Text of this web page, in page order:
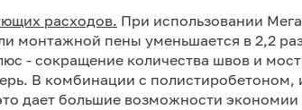
расходов. При использовании
монтажной пены уменьшается в 2,2
- сокращение количества швов и
В комбинации с
дает большие возможности